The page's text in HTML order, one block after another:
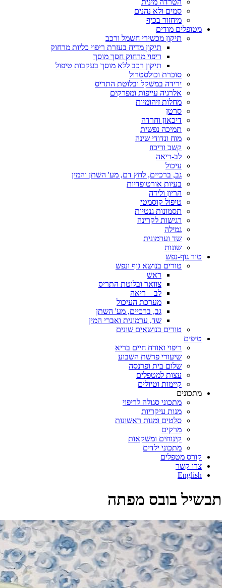
הטרדה מינית
סמים ולא נהנים
מיחזור בכיף
מטופלים מודים
תיקון מכשירי חשמל ורכב
תיקון מדיח בעזרת ריפוי כליות מרחוק
ריפוי מרחוק חסך מוסך
תיקון רכב ללא מוסך בעקבות טיפול
סוכרת וכולסטרול
ירידה במשקל ובלוטת התריס
אלרגיה עייפות ומפרקים
מחלות זיהומיות
סרטן
דיכאון וחרדה
תמיכה נפשית
מוח ונדודי שינה
קשב וריכוז
לב-ריאה
עיכול
גב, ברכיים, לחץ דם, מע' השתן והמין
בעיות אורטופדיות
הריון ולידה
טיפול קוסמטי
תסמונות גנטיות
רגישות לקרינה
גמילה
שד וערמונית
שונות
טור גוף-נפש
טורים בנושא גוף ונפש
ראש
צוואר ובלוטת התריס
לב – ריאה
מערכת העיכול
גב, ברכיים, מע' השתן
שד, ערמונית ואברי המין
טורים בנושאים שונים
טיפים
ריפוי ואורח חיים בריא
שיעורי פרשת השבוע
שלום בית ופרנסה
עצות למטפלים
קיימות וטיולים
מתכונים
מתכוני סגולה לריפוי
מנות עיקריות
סלטים ומנות ראשונות
מרקים
קינוחים ומשקאות
מתכוני ילדים
קורס מטפלים
צרו קשר
English
תבשיל בובס מפתה